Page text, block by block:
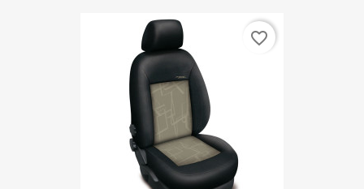
favorite_border